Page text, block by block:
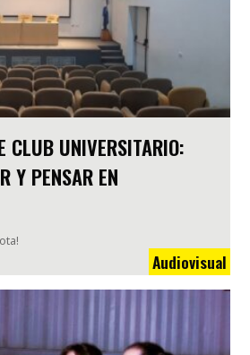
CLUB UNIVERSITARIO:
Y PENSAR EN
Audiovisual